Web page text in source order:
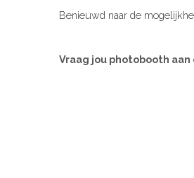
Benieuwd naar de
Vraag jou photobooth aan